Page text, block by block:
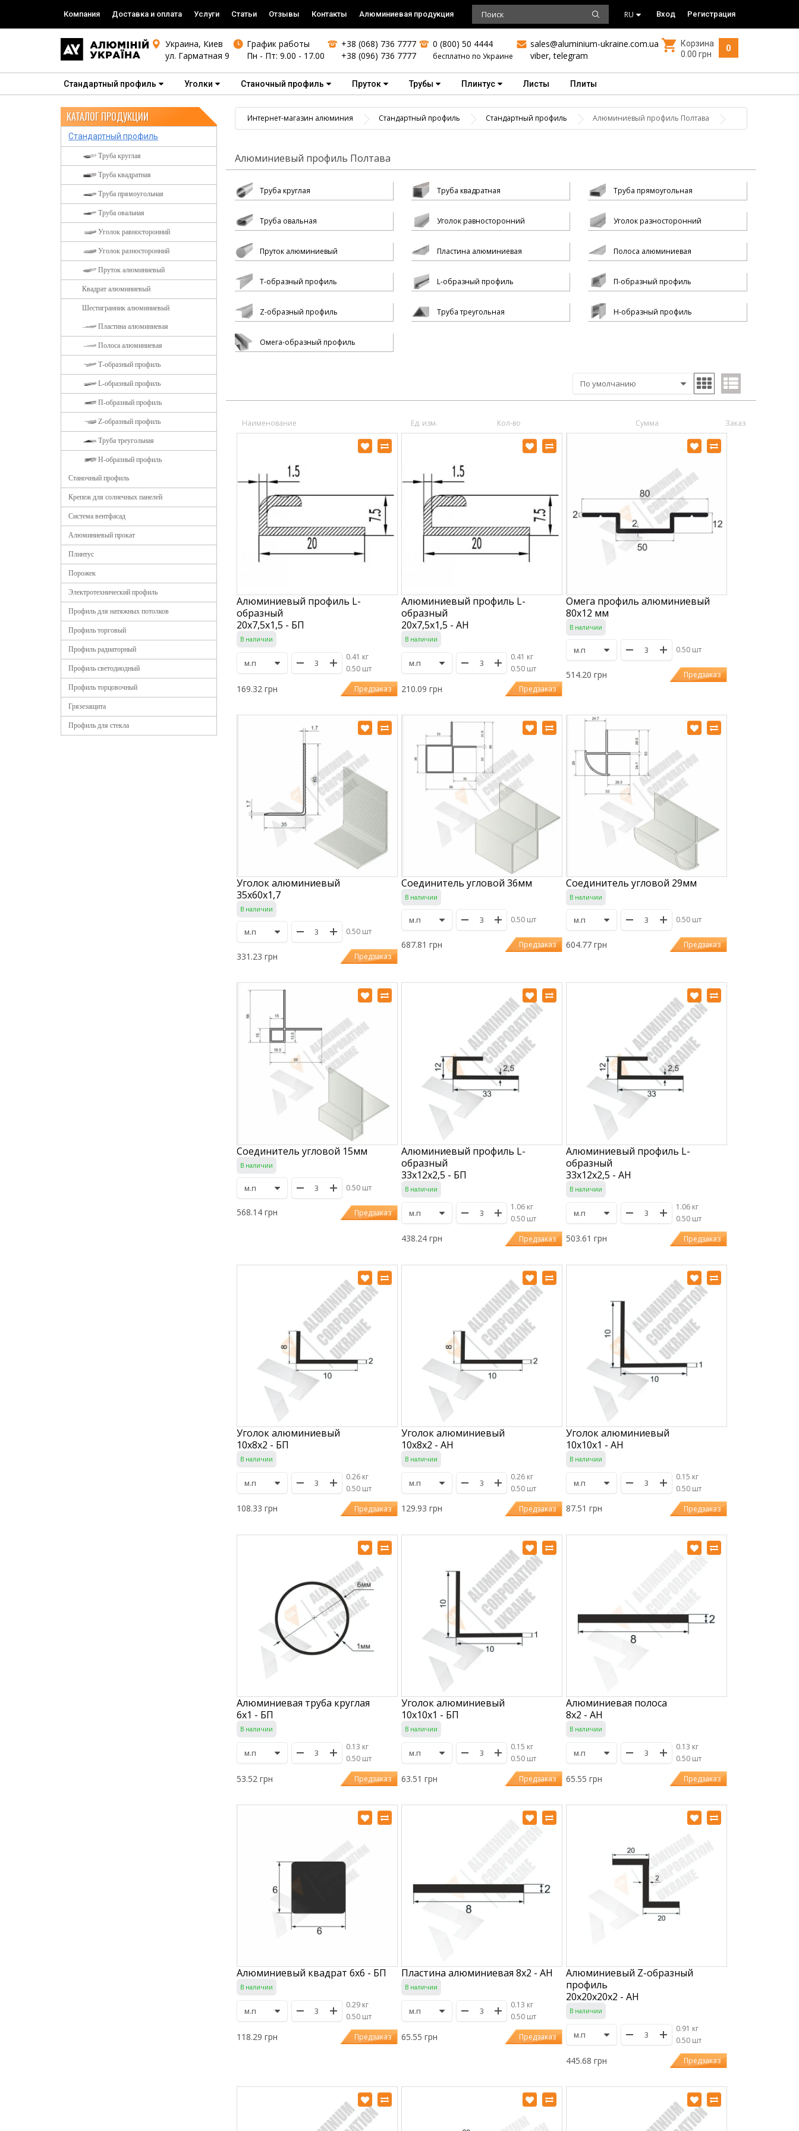
Компания Доставка и оплата Услуги Статьи Отзывы Контакты Алюминиевая продукция RU Вход Регистрация
Украина, Киев
ул. Гарматная 9
График работы
Пн - Пт: 9.00 - 17.00
+38 (068) 736 7777
+38 (096) 736 7777
0 (800) 50 4444
бесплатно по Украине
sales@aluminium-ukraine.com.ua
viber,telegram
0
Корзина
0.00 грн
Стандартный профиль Уголки Станочный профиль Пруток Трубы Плинтус Листы Плиты
КАТАЛОГ ПРОДУКЦИИ
Стандартный профиль
Труба круглая
Труба квадратная
Труба прямоугольная
Труба овальная
Уголок равносторонний
Уголок разносторонний
Пруток алюминиевый
Квадрат алюминиевый
Шестигранник алюминиевый
Пластина алюминиевая
Полоса алюминиевая
Т-образный профиль
L-образный профиль
П-образный профиль
Z-образный профиль
Труба треугольная
Н-образный профиль
Станочный профиль
Крепеж для солнечных панелей
Система вентфасад
Алюминиевый прокат
Плинтус
Порожек
Электротехнический профиль
Профиль для натяжных потолков
Профиль торговый
Профиль радиаторный
Профиль светодиодный
Профиль торцовочный
Грязезащита
Профиль для стекла
Интернет-магазин алюминия Стандартный профиль Стандартный профиль Алюминиевый профиль Полтава
Алюминиевый профиль Полтава
Труба круглая Труба квадратная Труба прямоугольная
Труба овальная Уголок равносторонний Уголок разносторонний
Пруток алюминиевый Пластина алюминиевая Полоса алюминиевая
Т-образный профиль L-образный профиль П-образный профиль
Z-образный профиль Труба треугольная Н-образный профиль
Омега-образный профиль
Наименование Ед. изм. Кол-во Сумма Заказ
Алюминиевый профиль L-
образный
20х7,5х1,5 - БП
В наличии
0.41 кг
/0.50 шт
169.32 грн Предзаказ
Алюминиевый профиль L-
образный
20х7,5х1,5 - АН
В наличии
0.41 кг
/0.50 шт
210.09 грн Предзаказ
Омега профиль алюминиевый
80х12 мм
В наличии
0.50 шт
514.20 грн Предзаказ
Уголок алюминиевый
35х60х1,7
В наличии
0.50 шт
331.23 грн Предзаказ
Соединитель угловой 36мм
В наличии
0.50 шт
687.81 грн Предзаказ
Соединитель угловой 29мм
В наличии
0.50 шт
604.77 грн Предзаказ
Соединитель угловой 15мм
В наличии
0.50 шт
568.14 грн Предзаказ
Алюминиевый профиль L-
образный
33х12х2,5 - БП
В наличии
1.06 кг
/0.50 шт
438.24 грн Предзаказ
Алюминиевый профиль L-
образный
33х12х2,5 - АН
В наличии
1.06 кг
/0.50 шт
503.61 грн Предзаказ
Уголок алюминиевый
10х8х2 - БП
В наличии
0.26 кг
/0.50 шт
108.33 грн Предзаказ
Уголок алюминиевый
10х8х2 - АН
В наличии
0.26 кг
/0.50 шт
129.93 грн Предзаказ
Уголок алюминиевый
10х10х1 - АН
В наличии
0.15 кг
/0.50 шт
87.51 грн Предзаказ
Алюминиевая труба круглая
6х1 - БП
В наличии
0.13 кг
/0.50 шт
53.52 грн Предзаказ
Уголок алюминиевый
10х10х1 - БП
В наличии
0.15 кг
/0.50 шт
63.51 грн Предзаказ
Алюминиевая полоса
8х2 - АН
В наличии
0.13 кг
/0.50 шт
65.55 грн Предзаказ
Алюминиевый квадрат 6x6 - БП
В наличии
0.29 кг
/0.50 шт
118.29 грн Предзаказ
Пластина алюминиевая 8х2 - АН
В наличии
0.13 кг
/0.50 шт
65.55 грн Предзаказ
Алюминиевый Z-образный
профиль
20х20х20х2 - АН
В наличии
0.91 кг
/0.50 шт
445.68 грн Предзаказ